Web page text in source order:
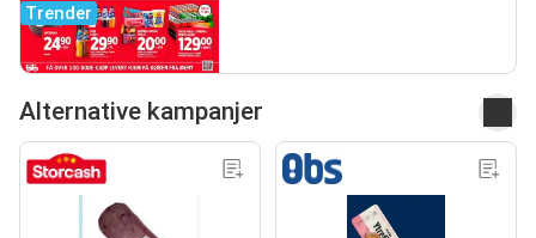
Trender
Alternative kampanjer